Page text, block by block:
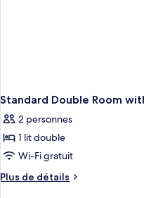
Standard Double Room
2 personnes
1 lit double
Wi-Fi gratuit
Plus de détails
Plus